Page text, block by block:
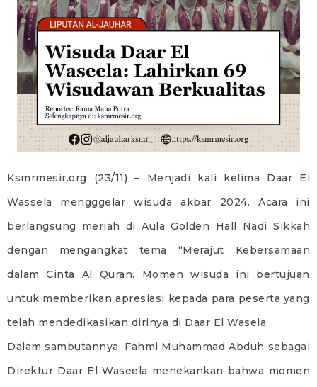
Ksmrmesir.org (23/11) – Menjadi kali kelima Daar El
Wassela mengggelar wisuda akbar 2024. Acara ini
berlangsung meriah di Aula Golden Hall Nadi Sikkah
dengan mengangkat tema “Merajut Kebersamaan
dalam Cinta Al Quran. Momen wisuda ini bertujuan
untuk memberikan apresiasi kepada para peserta yang
telah mendedikasikan dirinya di Daar El Wasela.
Dalam sambutannya, Fahmi Muhammad Abduh sebagai
Direktur Daar El Waseela menekankan bahwa momen